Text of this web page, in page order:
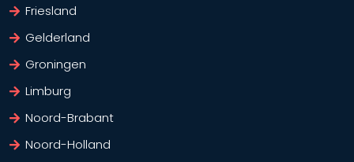
Friesland
Gelderland
Groningen
Limburg
Noord-Brabant
Noord-Holland